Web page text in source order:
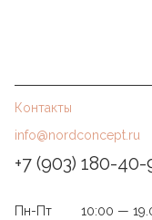
Контакты
info@nordconcept.ru
+7 (903) 180-40-
Пн-Пт
10:00 —